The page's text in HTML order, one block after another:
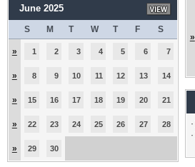
June 2025
S M T W T F S
» 1 2 3 4 5 6 7
» 8 9 10 11 12 13 14
» 15 16 17 18 19 20 21
» 22 23 24 25 26 27 28
» 29 30
»
·
·